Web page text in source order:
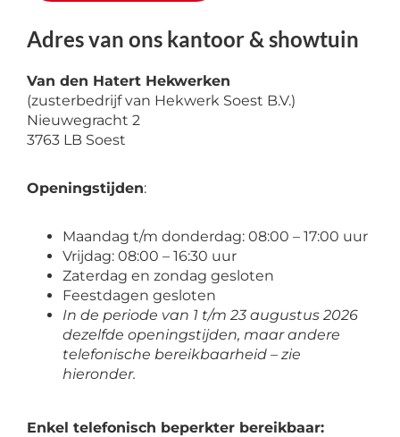
Adres van ons kantoor & showtuin
Van den Hatert Hekwerken
(zusterbedrijf van Hekwerk Soest B.V.)
Nieuwegracht 2
3763 LB Soest
Openingstijden:
Maandag t/m donderdag: 08:00 – 17:00 uur
Vrijdag: 08:00 – 16:30 uur
Zaterdag en zondag gesloten
Feestdagen gesloten
In de periode van 1 t/m 23 augustus 2026
dezelfde openingstijden, maar andere
telefonische bereikbaarheid – zie
hieronder.
Enkel telefonisch beperkter bereikbaar: